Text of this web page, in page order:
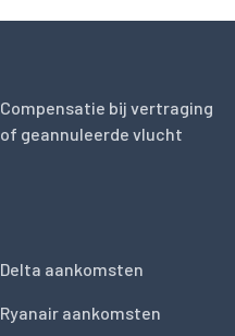
Compensatie bij vertraging
of geannuleerde vlucht
Delta aankomsten
Ryanair aankomsten